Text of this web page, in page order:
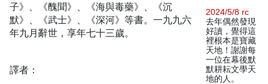
子》、《醜聞》、《海與毒藥》、《沉
默》、《武士》、《深河》等書。一九九六
年九月辭世，享年七十三歲。
譯者：
2024/5/8 rc
去年偶然發現
好讀，覺得這
裡根本是寶藏
天地！謝謝每
一位在幕後默
默耕耘文學天
地的人。